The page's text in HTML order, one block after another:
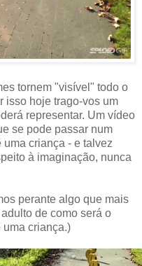
tornem "visível" todo o
isso hoje trago-vos um
representar. Um vídeo
se pode passar num
criança - e talvez
à imaginação, nunca
perante algo que mais
de como será o
criança.)